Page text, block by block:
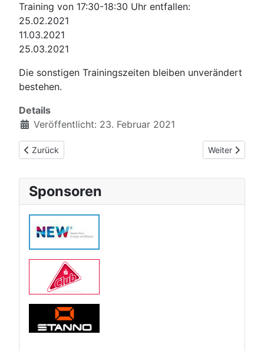
Training von 17:30-18:30 Uhr entfallen:
25.02.2021
11.03.2021
25.03.2021
Die sonstigen Trainingszeiten bleiben unverändert
bestehen.
Details
Veröffentlicht: 23. Februar 2021
Vorheriger Beitrag: Zwei Gladbacher beim Grand Slam in
Zurück Nächster
Weiter
Sponsoren